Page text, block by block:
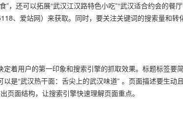
”，还可以拓展“武汉江汉路特色小吃”“武汉适合约会的
、爱站网）来获取。同时，要关注关键词的搜索量和
定着用户的第一印象和搜索引擎的抓取效果。标题标签
是“武汉热干面：舌尖上的武汉味道” 。页面描述要生
页面结构，让搜索引擎快速理解页面重点。